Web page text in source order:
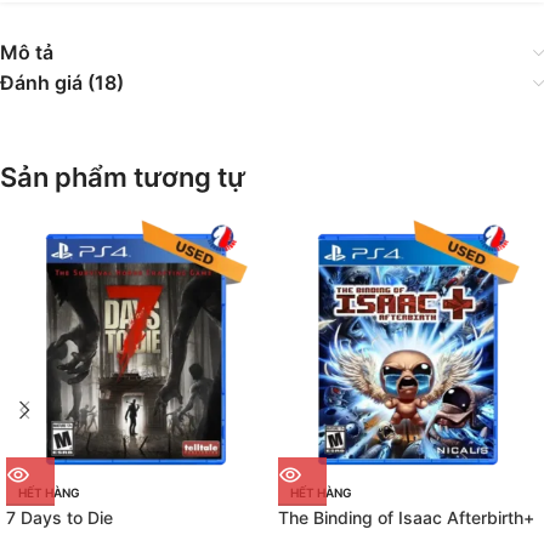
Mô tả
Đánh giá (18)
Sản phẩm tương tự
HẾT HÀNG
7 Days to Die
HẾT HÀNG
The Binding of Isaac Afterbirth+